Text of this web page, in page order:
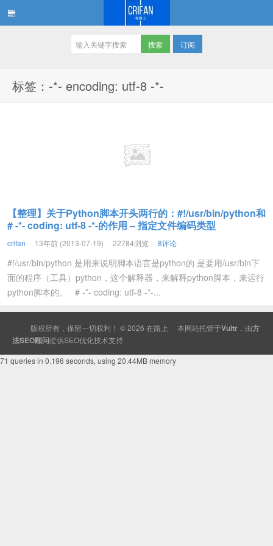
订阅
标签：-*- encoding: utf-8 -*-
【整理】关于Python脚本开头两行的：#!/usr/bin/python和
# -*- coding: utf-8 -*-的作用 – 指定文件编码类型
crifan 13年前 (2013-07-19) 22784浏览 8评论
#!/usr/bin/python 是用来说明脚本语言是python的 是要用/usr/bin下
面的程序（工具）python，这个解释器，来解释python脚本，来运行
python脚本的。 # -*- coding: utf-8 -*-...
版权所有，保留一切权利！ © 2026 在路上 本网站托管于Vultr ，由方
法SEO顾问提供SEO优化技术支持
71 queries in 0.196 seconds, using 20.44MB memory